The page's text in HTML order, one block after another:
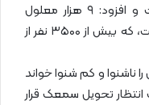
مددجویان را فاقد ردیف اعتباری دانست و افزود: ۹ هزار معلول
جسمی، مددجوی سازمان بهزیستی است، که بیش از ۳۵۰۰ نفر از
را ناشنوا و کم شنوا خواند
تحویل سمعک قرار